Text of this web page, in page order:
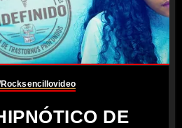
sencillovideo
DE